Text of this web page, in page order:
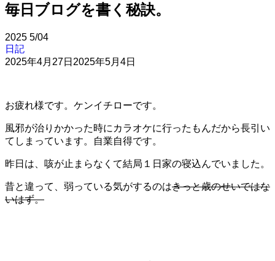
毎日ブログを書く秘訣。
2025 5/04
日記
2025年4月27日 2025年5月4日
お疲れ様です。ケンイチローです。
風邪が治りかかった時にカラオケに行ったもんだから長引い
てしまっています。自業自得です。
昨日は、咳が止まらなくて結局１日家の寝込んでいました。
昔と違って、弱っている気がするのはきっと歳のせいではな
いはず。